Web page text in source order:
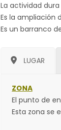
La actividad
Es la ampliación
Es un barranco
LUGAR
ZONA
El punto de
Esta zona se